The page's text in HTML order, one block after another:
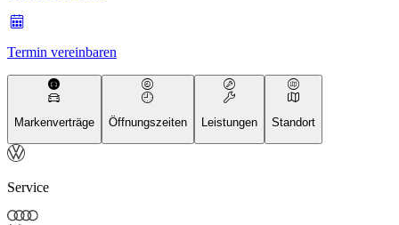
Termin vereinbaren
Markenverträge Öffnungszeiten Leistungen Standort
Service